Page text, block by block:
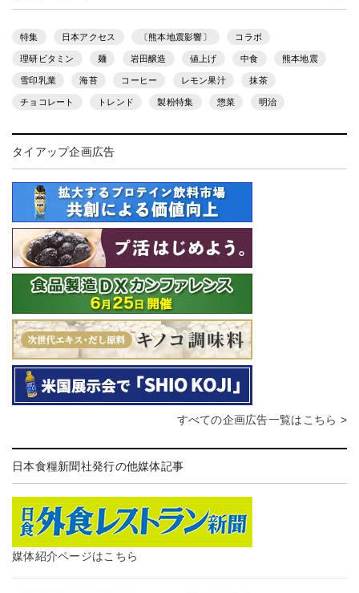
特集 日本アクセス 〔熊本地震影響〕 コラボ
理研ビタミン 麺 岩田醸造 値上げ 中食 熊本地震
雪印乳業 海苔 コーヒー レモン果汁 抹茶
チョコレート トレンド 製粉特集 惣菜 明治
タイアップ企画広告
すべての企画広告一覧はこちら >
日本食糧新聞社発行の他媒体記事
媒体紹介ページはこちら